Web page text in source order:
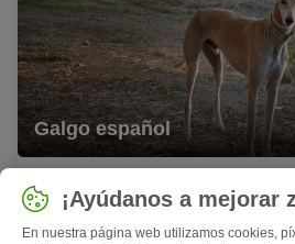
Galgo español
caza...
Grande, Pelo corto, Negro,
¡Ayúdanos a mejorar
En nuestra página web utilizamos cookies,